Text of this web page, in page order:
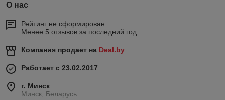
О нас
Рейтинг не сформирован
Менее 5 отзывов за последний год
Компания продает на Deal.by
Работает с 23.02.2017
г. Минск
Минск, Беларусь